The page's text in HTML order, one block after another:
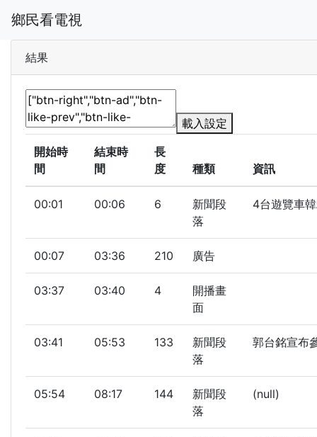
鄉民看電視
結果
載入設定
開始時
間
結束時
間
長
度
種類 資訊
00:01 00:06 6
新聞段
落
4台遊覽車
00:07 03:36 210 廣告
03:37 03:40 4
開播畫
面
03:41 05:53 133
新聞段
落
郭台銘宣布
05:54 08:17 144
新聞段
落
(null)